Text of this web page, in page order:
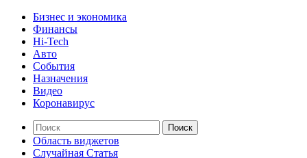
Бизнес и экономика
Финансы
Hi-Tech
Авто
События
Назначения
Видео
Коронавирус
Поиск
Область виджетов
Случайная Статья